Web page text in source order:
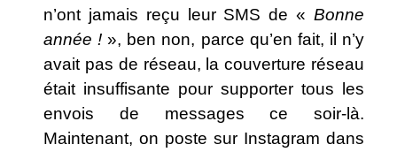
n’ont jamais reçu leur SMS de « Bonne
année ! », ben non, parce qu’en fait, il n’y
avait pas de réseau, la couverture réseau
était insuffisante pour supporter tous les
envois de messages ce soir-là.
Maintenant, on poste sur Instagram dans